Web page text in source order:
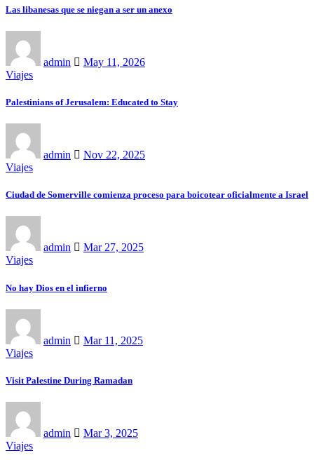
Las libanesas que se niegan a ser un anexo
admin
May 11, 2026
Viajes
Palestinians of Jerusalem: Educated to Stay
admin
Nov 22, 2025
Viajes
Ciudad de Somerville comienza proceso para boicotear oficialmente a Israel
admin
Mar 27, 2025
Viajes
No hay Dios en el infierno
admin
Mar 11, 2025
Viajes
Visit Palestine During Ramadan
admin
Mar 3, 2025
Viajes